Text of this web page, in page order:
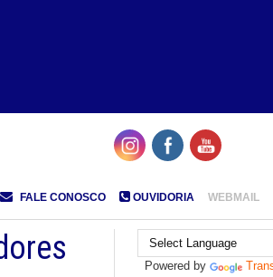
FALE CONOSCO OUVIDORIA WEBMAIL
Powered by